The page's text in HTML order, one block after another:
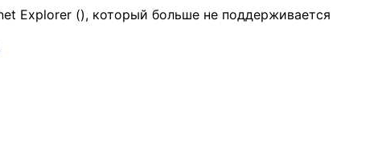
Explorer (), который больше не поддерживается